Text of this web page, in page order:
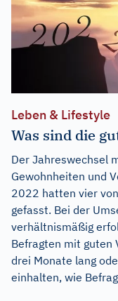
Leben & Lifestyle
Was sind die
Der Jahreswechsel
Gewohnheiten und
2022 hatten vier
gefasst. Bei der
verhältnismäßig
Befragten mit guten
drei Monate lang
einhalten, wie